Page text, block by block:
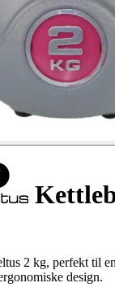
2 kg, perfekt til
design.